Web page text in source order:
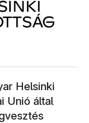
Helsinki
Unió által